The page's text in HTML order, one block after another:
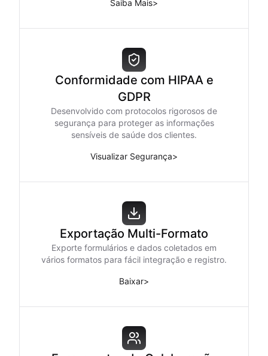
Saiba Mais>
Conformidade com HIPAA e
GDPR
Desenvolvido com protocolos rigorosos de
segurança para proteger as informações
sensíveis de saúde dos clientes.
Visualizar Segurança>
Exportação Multi-Formato
Exporte formulários e dados coletados em
vários formatos para fácil integração e registro.
Baixar>